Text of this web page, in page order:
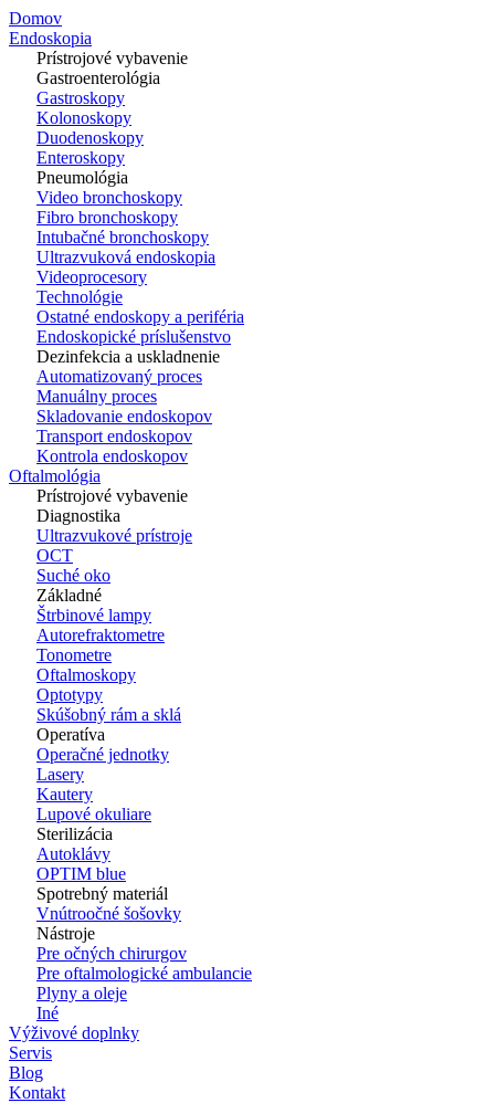
Domov
Endoskopia
Prístrojové vybavenie
Gastroenterológia
Gastroskopy
Kolonoskopy
Duodenoskopy
Enteroskopy
Pneumológia
Video bronchoskopy
Fibro bronchoskopy
Intubačné bronchoskopy
Ultrazvuková endoskopia
Videoprocesory
Technológie
Ostatné endoskopy a periféria
Endoskopické príslušenstvo
Dezinfekcia a uskladnenie
Automatizovaný proces
Manuálny proces
Skladovanie endoskopov
Transport endoskopov
Kontrola endoskopov
Oftalmológia
Prístrojové vybavenie
Diagnostika
Ultrazvukové prístroje
OCT
Suché oko
Základné
Štrbinové lampy
Autorefraktometre
Tonometre
Oftalmoskopy
Optotypy
Skúšobný rám a sklá
Operatíva
Operačné jednotky
Lasery
Kautery
Lupové okuliare
Sterilizácia
Autoklávy
OPTIM blue
Spotrebný materiál
Vnútroočné šošovky
Nástroje
Pre očných chirurgov
Pre oftalmologické ambulancie
Plyny a oleje
Iné
Výživové doplnky
Servis
Blog
Kontakt